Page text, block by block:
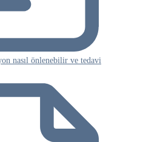
nasıl önlenebilir ve tedavi